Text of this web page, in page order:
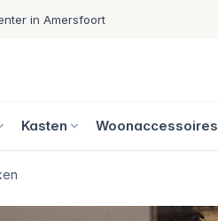
in Amersfoort
Kasten Woonaccessoires